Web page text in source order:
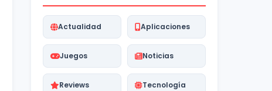
Actualidad Aplicaciones
Juegos Noticias
Reviews Tecnología